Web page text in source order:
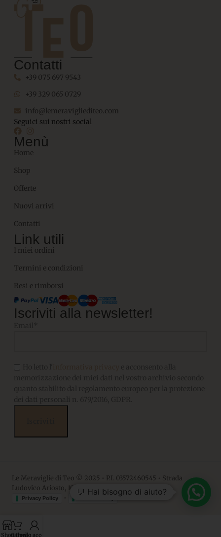
Contatti
+39 075 697 9543
+39 329 065 0729
info@lemeravigliediteo.com
Seguici sui nostri social
Menù
Home
Shop
Offerte
Nuovi arrivi
Contatti
Link utili
I miei ordini
Termini e condizioni
Resi e rimborsi
Iscriviti alla newsletter!
Le Meraviglie di Teo © 2025 • P.I. 03572460545 • Strada
Ludovico Ariosto, 10 • 06063, Magione PG
Privacy Policy •
ShopCarrello
Il mio account
💬 Hai bisogno di aiuto?